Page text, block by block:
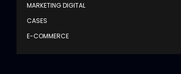
MARKETING DIGITAL
CASES
E-COMMERCE